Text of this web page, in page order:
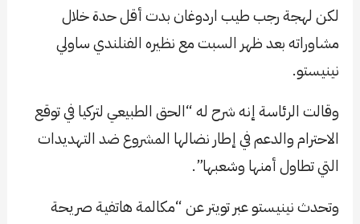
لكن لهجة رجب طيب اردوغان بدت أقل حدة خلال
مشاوراته بعد ظهر السبت مع نظيره الفنلندي ساولي
نينيستو.
وقالت الرئاسة إنه شرح له “الحق الطبيعي لتركيا في توقع
الاحترام والدعم في إطار نضالها المشروع ضد التهديدات
التي تطاول أمنها وشعبها”.
وتحدث نينيستو عبر تويتر عن “مكالمة هاتفية صريحة